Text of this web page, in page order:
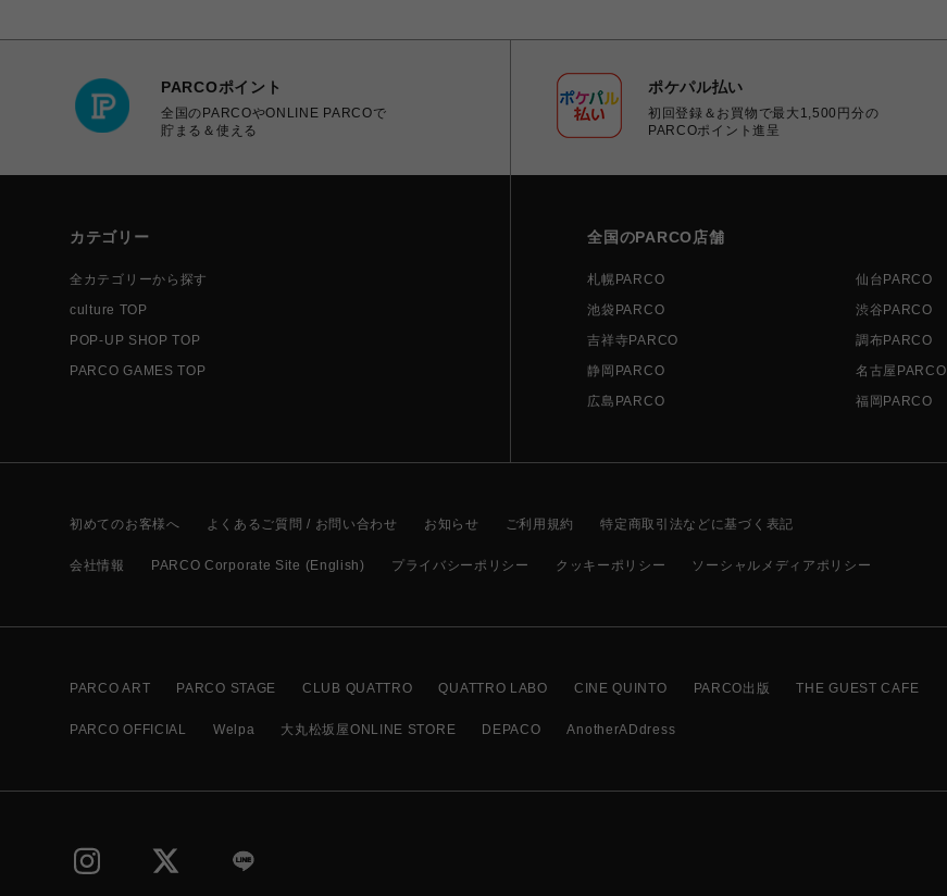
PARCOポイント
全国のPARCOやONLINE PARCOで
貯まる＆使える
ポケパル払い
初回登録＆お買物で最大1,500円分の
PARCOポイント進呈
カテゴリー
全カテゴリーから探す
culture TOP
POP-UP SHOP TOP
PARCO GAMES TOP
全国のPARCO店舗
札幌PARCO 仙台PARCO
池袋PARCO
渋谷PARCO
吉祥寺PARCO
調布PARCO
静岡PARCO
名古屋PARCO
広島PARCO
福岡PARCO
初めてのお客様へ よくあるご質問 / お問い合わせ お知らせ ご利用規約 特定商取引法などに基づく表記
会社情報 PARCO Corporate Site (English) プライバシーポリシー クッキーポリシー ソーシャルメディアポリシー
PARCO ART PARCO STAGE CLUB QUATTRO QUATTRO LABO CINE QUINTO PARCO出版 THE GUEST CAFE
PARCO OFFICIAL Welpa 大丸松坂屋ONLINE STORE DEPACO AnotherADdress